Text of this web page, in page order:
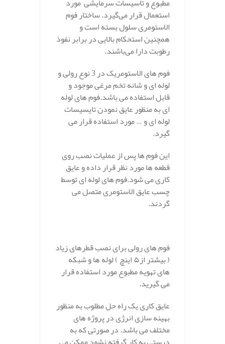
استعمال قرار می‌گیرد. ساختار فوم
الاستومری سلول بسته است و
همچنین استحکام بالایی در برابر نفوذ
رطوبت دارا می‌باشند.
فوم های الاستومریک در 3 نوع رولی و
لوله ای و شانه تخم مرغی موجود و
قابل استفاده می باشد.فوم های لوله
ای به منظور عایق نمودن تایسیسات
لوله ای و … مورد استفاده قرار می
گیرد.
این فوم ها پس از عملیات نصب روی
قطعه ها مورد نظر قرار داده و عایق
کاری می شود.فوم های لوله ای توسط
چسب عایق الاستومری متصل می
گردند.
فوم های رولی برای نصب قطرهای زیاد
( بیشتر از۵ اینچ ) لوله ها و شبکه
های تهویه مطبوع مورد استفاده قرار
می گیرید.
عایق کاری یک راه‌ حل مطلوب به منظور
بهینه سازی انرژی در پروژه های
مختلف می باشد. در‌ صورتی‌ که به